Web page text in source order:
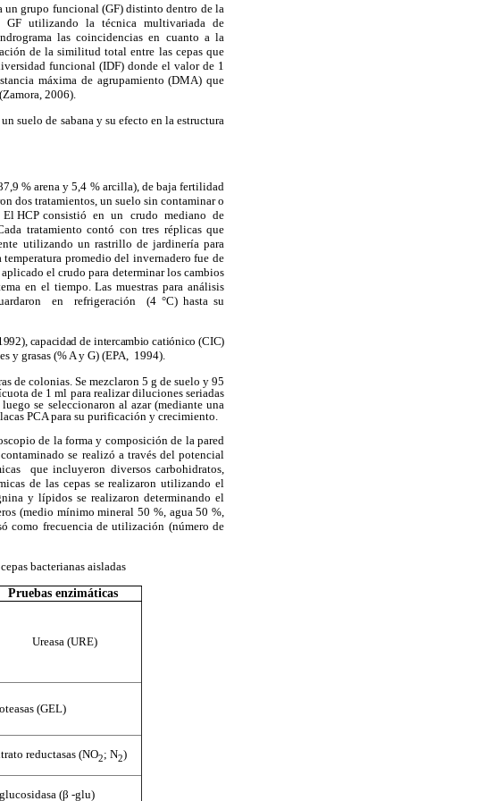
un grupo funcional (GF) distinto dentro de la
GF utilizando la técnica multivariada de
las coincidencias en cuanto a la
de la similitud total entre las cepas que
funcional (IDF) donde el valor de 1
máxima de agrupamiento (DMA)que
(Zamora, 2006).
suelo de sabana y su efecto en la estructura
% arena y 5,4 % arcilla), de baja fertilidad
dos tratamientos, un suelo sin contaminar o
El HCP consistió enun crudo mediano de
tratamiento contó con tres réplicas que
utilizando un rastrillo de jardinería para
promedio del invernadero fue de
el crudo para determinarlos cambios
en el tiempo. Las muestras para análisis
en refrigeración (4 °C) hasta su
capacidad de intercambio catiónico (CIC)
y grasas (% A y G) (EPA, 1994).
de colonias. Se mezclaron 5 g de suelo y 95
de 1 ml para realizar diluciones seriadas
se seleccionaron al azar (mediante una
PCA para su purificación y crecimiento.
de la forma y composición de la pared
se realizó a través del potencial
que incluyeron diversos carbohidratos,
de las cepas se realizaron utilizando el
y lípidos se realizaron determinando el
(medio mínimo mineral 50 %, agua 50 %,
como frecuencia de utilización (número de
bacterianas aisladas
Pruebas enzimáticas
Ureasa (URE)
(GEL)
reductasas (NO2; N2)
(β -glu)